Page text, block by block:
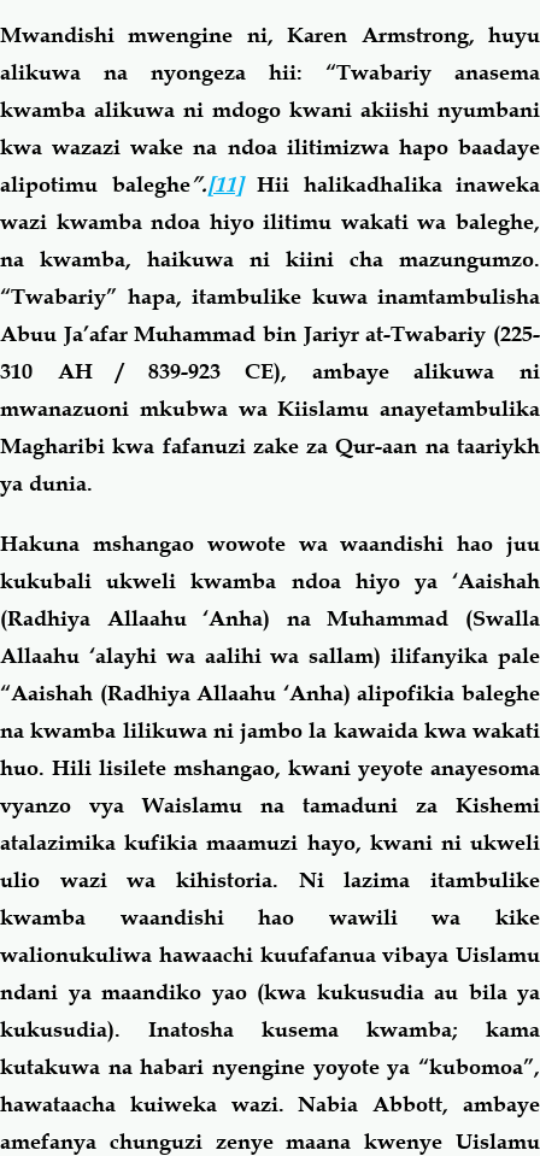
Mwandishi mwengine ni, Karen Armstrong, huyu
alikuwa na nyongeza hii: “Twabariy anasema
kwamba alikuwa ni mdogo kwani akiishi nyumbani
kwa wazazi wake na ndoa ilitimizwa hapo baadaye
alipotimu baleghe”.[11] Hii halikadhalika inaweka
wazi kwamba ndoa hiyo ilitimu wakati wa baleghe,
na kwamba, haikuwa ni kiini cha mazungumzo.
“Twabariy” hapa, itambulike kuwa inamtambulisha
Abuu Ja’afar Muhammad bin Jariyr at-Twabariy (225-
310 AH / 839-923 CE), ambaye alikuwa ni
mwanazuoni mkubwa wa Kiislamu anayetambulika
Magharibi kwa fafanuzi zake za Qur-aan na taariykh
ya dunia.
Hakuna mshangao wowote wa waandishi hao juu
kukubali ukweli kwamba ndoa hiyo ya ‘Aaishah
(Radhiya Allaahu ‘Anha) na Muhammad (Swalla
Allaahu ‘alayhi wa aalihi wa sallam) ilifanyika pale
“Aaishah (Radhiya Allaahu ‘Anha) alipofikia baleghe
na kwamba lilikuwa ni jambo la kawaida kwa wakati
huo. Hili lisilete mshangao, kwani yeyote anayesoma
vyanzo vya Waislamu na tamaduni za Kishemi
atalazimika kufikia maamuzi hayo, kwani ni ukweli
ulio wazi wa kihistoria. Ni lazima itambulike
kwamba waandishi hao wawili wa kike
walionukuliwa hawaachi kuufafanua vibaya Uislamu
ndani ya maandiko yao (kwa kukusudia au bila ya
kukusudia). Inatosha kusema kwamba; kama
kutakuwa na habari nyengine yoyote ya “kubomoa”,
hawataacha kuiweka wazi. Nabia Abbott, ambaye
amefanya chunguzi zenye maana kwenye Uislamu